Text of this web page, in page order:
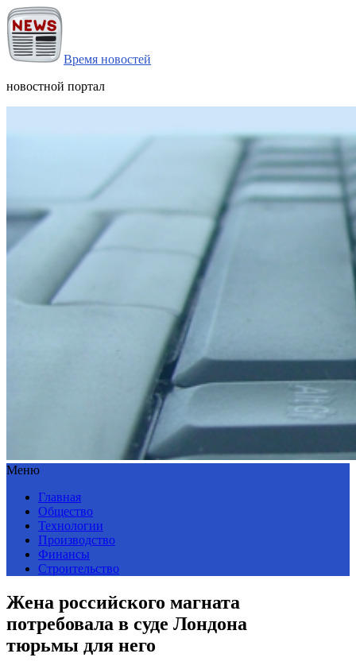
Время новостей
новостной портал
Меню
Главная
Общество
Технологии
Производство
Финансы
Строительство
Жена российского магната
потребовала в суде Лондона
тюрьмы для него